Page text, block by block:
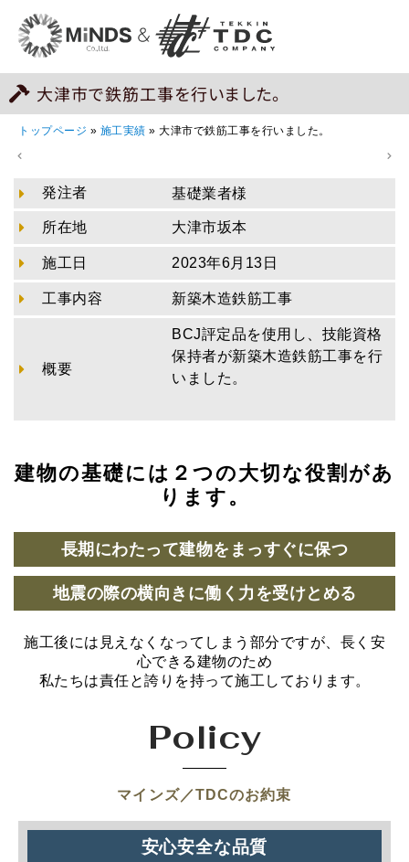
大津市で鉄筋工事を行いました。
トップページ » 施工実績 » 大津市で鉄筋工事を行いました。
発注者 基礎業者様
所在地 大津市坂本
施工日 2023年6月13日
工事内容 新築木造鉄筋工事
概要
BCJ評定品を使用し、技能資格
保持者が新築木造鉄筋工事を行
いました。
建物の基礎には２つの大切な役割があ
ります。
長期にわたって建物をまっすぐに保つ
地震の際の横向きに働く力を受けとめる
施工後には見えなくなってしまう部分ですが、長く安
心できる建物のため
私たちは責任と誇りを持って施工しております。
Policy
マインズ／TDCのお約束
安心安全な品質